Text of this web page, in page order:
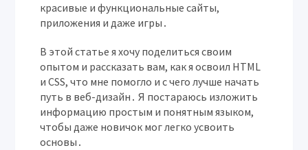
красивые и функциональные сайты,
приложения и даже игры․
В этой статье я хочу поделиться своим
опытом и рассказать вам, как я освоил HTML
и CSS, что мне помогло и с чего лучше начать
путь в веб-дизайн․ Я постараюсь изложить
информацию простым и понятным языком,
чтобы даже новичок мог легко усвоить
основы․